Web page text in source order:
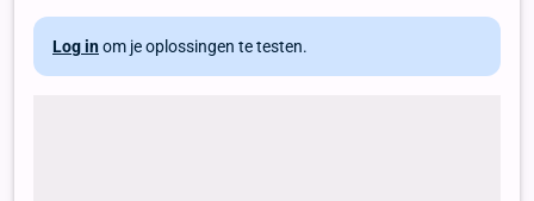
Log in om je oplossingen te testen.